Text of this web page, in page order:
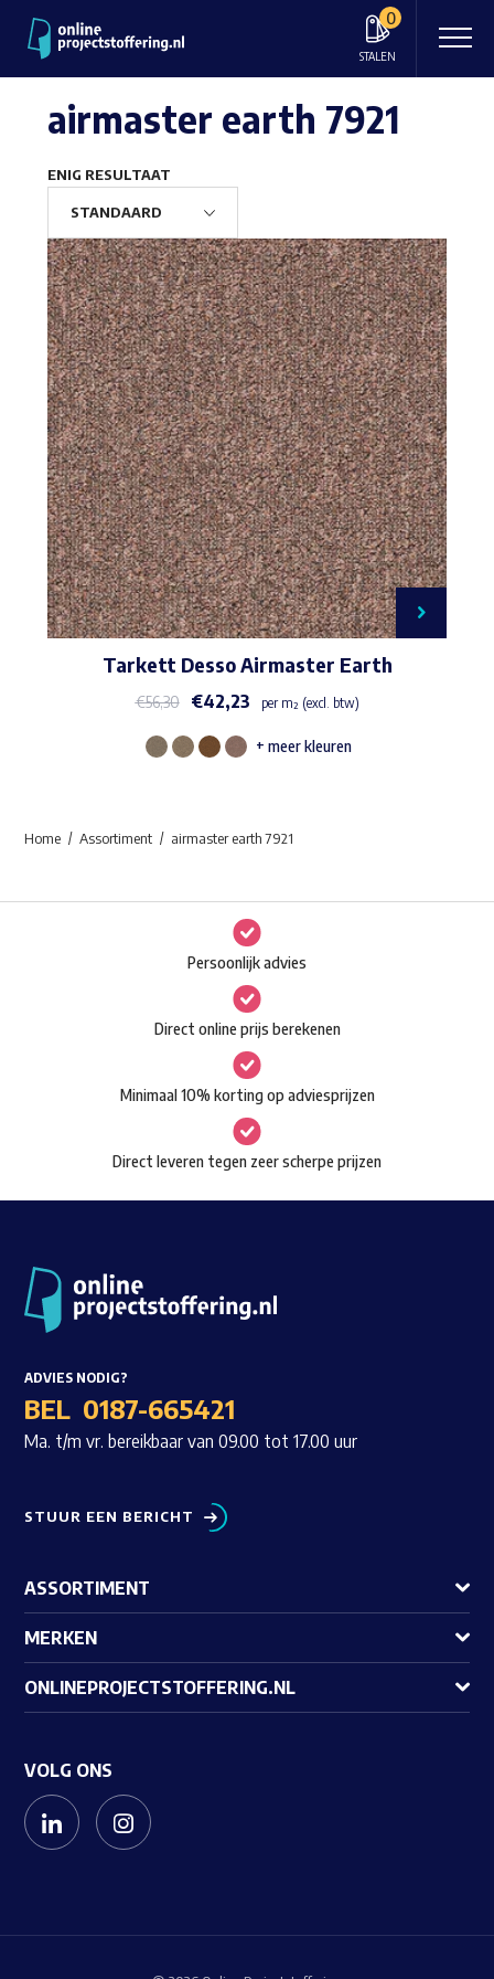
0
STALEN
Waar ben je naar op zoek?
airmaster earth 7921
ENIG RESULTAAT
Tarkett Desso Airmaster Earth
€56,30 €42,23 per m² (excl. btw)
Dit
Deze
optie
kan
gekozen
worden
op
de
productpagina
+ meer kleuren
Home Assortiment airmaster earth 7921
Persoonlijk advies
Direct online prijs berekenen
Minimaal 10% korting op adviesprijzen
Direct leveren tegen zeer scherpe prijzen
ADVIES NODIG?
BEL 0187-665421
Ma. t/m vr. bereikbaar van 09.00 tot 17.00 uur
STUUR EEN BERICHT
ASSORTIMENT
MERKEN
ONLINEPROJECTSTOFFERING.NL
VOLG ONS